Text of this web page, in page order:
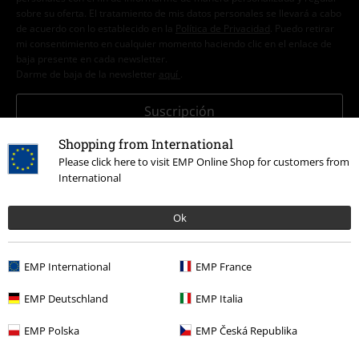
Shopping from International
Please click here to visit EMP Online Shop for customers from
International
Ok
EMP International EMP France
EMP Deutschland EMP Italia
EMP Polska EMP Česká Republika
sobre su oferta. El tratamiento de mis datos personales se llevará a cabo
de acuerdo con lo establecido en la
Política de Privacidad . Puedo retirar
mi consentimiento en cualquier momento haciendo clic en el enlace de
baja presente en cada newsletter.
Darme de baja de la newsletter
aquí
Suscripción
*Válido durante 4 semanas. Solo canjeable online. No combinable con
otros códigos promocionales. El descuento será aplicado después de
introducir el código en el primer paso del proceso de compra. Libros,
Die Toten Hosen, Feine Sahne Fischfilet, Broilers, Böhse Onkelz, cheques-
regalo y artículos que incluyen una donación están excluidos de la
promoción.